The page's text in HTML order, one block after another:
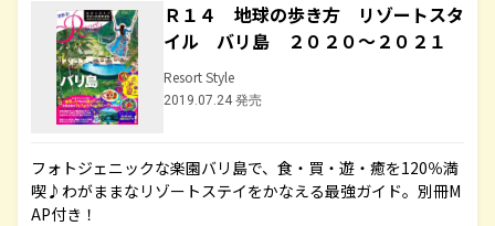
Ｒ１４ 地球の歩き方 リゾートスタ
イル バリ島 ２０２０～２０２１
Resort Style
2019.07.24 発売
フォトジェニックな楽園バリ島で、食・買・遊・癒を120％満
喫♪わがままなリゾートステイをかなえる最強ガイド。別冊M
AP付き！